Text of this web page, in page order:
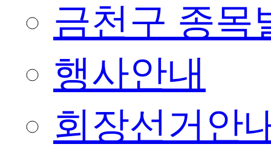
금천구 종목
행사안내
회장선거안